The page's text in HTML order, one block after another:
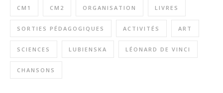
CM1 CM2 ORGANISATION LIVRES
SORTIES PÉDAGOGIQUES ACTIVITÉS ART
SCIENCES LUBIENSKA LÉONARD DE VINCI
CHANSONS